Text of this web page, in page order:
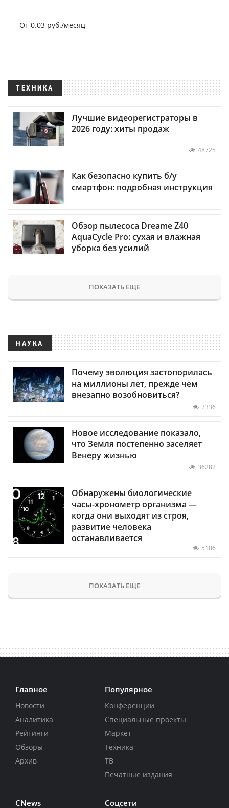
От 0.03 руб./месяц
ТЕХНИКА
Лучшие видеорегистраторы в
2026 году: хиты продаж
48725
Как безопасно купить б/у
смартфон: подробная инструкция
Обзор пылесоса Dreame Z40
AquaCycle Pro: сухая и влажная
уборка без усилий
ПОКАЗАТЬ ЕЩЕ
НАУКА
Почему эволюция застопорилась
на миллионы лет, прежде чем
внезапно возобновиться?
2336
Новое исследование показало,
что Земля постепенно заселяет
Венеру жизнью
36282
Обнаружены биологические
часы-хронометр организма —
когда они выходят из строя,
развитие человека
останавливается
5106
ПОКАЗАТЬ ЕЩЕ
Главное
Новости
Аналитика
Рейтинги
Обзоры
Архив
Популярное
Конференции
Специальные проекты
Маркет
Техника
ТВ
Печатные издания
CNews Соцсети